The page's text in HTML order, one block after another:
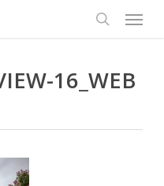
Menu
16_WEB